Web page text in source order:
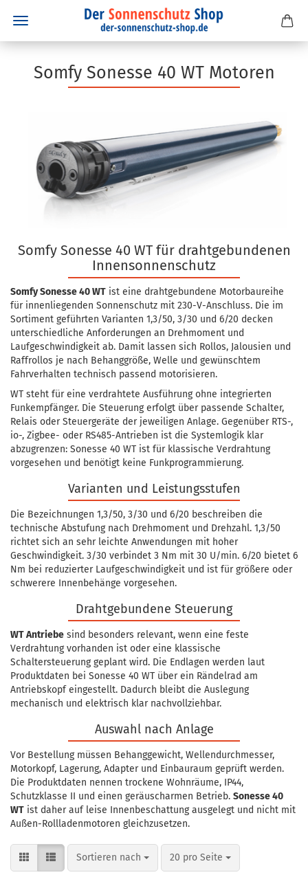
Somfy Sonesse 40 WT Motoren
Somfy Sonesse 40 WT für drahtgebundenen
Innensonnenschutz
Somfy Sonesse 40 WT ist eine drahtgebundene Motorbaureihe
für innenliegenden Sonnenschutz mit 230-V-Anschluss. Die im
Sortiment geführten Varianten 1,3/50, 3/30 und 6/20 decken
unterschiedliche Anforderungen an Drehmoment und
Laufgeschwindigkeit ab. Damit lassen sich Rollos, Jalousien und
Raffrollos je nach Behanggröße, Welle und gewünschtem
Fahrverhalten technisch passend motorisieren.
WT steht für eine verdrahtete Ausführung ohne integrierten
Funkempfänger. Die Steuerung erfolgt über passende Schalter,
Relais oder Steuergeräte der jeweiligen Anlage. Gegenüber RTS-,
io-, Zigbee- oder RS485-Antrieben ist die Systemlogik klar
abzugrenzen: Sonesse 40 WT ist für klassische Verdrahtung
vorgesehen und benötigt keine Funkprogrammierung.
Varianten und Leistungsstufen
Die Bezeichnungen 1,3/50, 3/30 und 6/20 beschreiben die
technische Abstufung nach Drehmoment und Drehzahl. 1,3/50
richtet sich an sehr leichte Anwendungen mit hoher
Geschwindigkeit. 3/30 verbindet 3 Nm mit 30 U/min. 6/20 bietet 6
Nm bei reduzierter Laufgeschwindigkeit und ist für größere oder
schwerere Innenbehänge vorgesehen.
Drahtgebundene Steuerung
WT Antriebe sind besonders relevant, wenn eine feste
Verdrahtung vorhanden ist oder eine klassische
Schaltersteuerung geplant wird. Die Endlagen werden laut
Produktdaten bei Sonesse 40 WT über ein Rändelrad am
Antriebskopf eingestellt. Dadurch bleibt die Auslegung
mechanisch und elektrisch klar nachvollziehbar.
Auswahl nach Anlage
Vor Bestellung müssen Behanggewicht, Wellendurchmesser,
Motorkopf, Lagerung, Adapter und Einbauraum geprüft werden.
Die Produktdaten nennen trockene Wohnräume, IP44,
Schutzklasse II und einen geräuscharmen Betrieb. Sonesse 40
WT ist daher auf leise Innenbeschattung ausgelegt und nicht mit
Außen-Rollladenmotoren gleichzusetzen.
Sortieren nach
Sortieren nach 20 pro Seite
pro Seite